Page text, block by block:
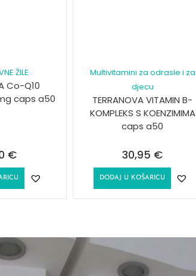
ŽILE
Co-Q10
caps a50
€
Multivitamini za odrasle i za
djecu
TERRANOVA VITAMIN B-
KOMPLEKS S KOENZIMIMA
caps a50
30,95 €
DODAJ U KOŠARICU